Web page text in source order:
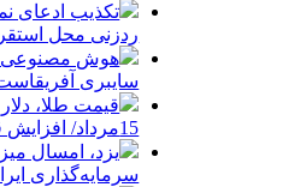
تکذیب ادعای
ردزنی محل
سایبری
قیمت طلا،
15مرداد/ افزایش قیمت ها + جدول
یزد، امسال
سرمایه‌گذاری